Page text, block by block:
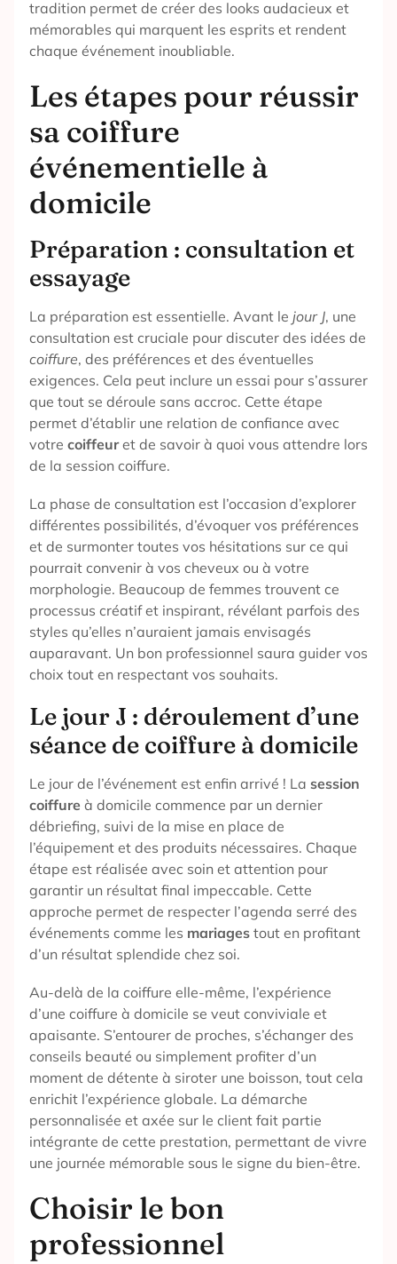
tradition permet de créer des looks audacieux et
mémorables qui marquent les esprits et rendent
chaque événement inoubliable.
Les étapes pour réussir
sa coiffure
événementielle à
domicile
Préparation : consultation et
essayage
La préparation est essentielle. Avant le jour J, une
consultation est cruciale pour discuter des idées de
coiffure, des préférences et des éventuelles
exigences. Cela peut inclure un essai pour s’assurer
que tout se déroule sans accroc. Cette étape
permet d’établir une relation de confiance avec
votre coiffeuret de savoir à quoi vous attendre lors
de la session coiffure.
La phase de consultation est l’occasion d’explorer
différentes possibilités, d’évoquer vos préférences
et de surmonter toutes vos hésitations sur ce qui
pourrait convenir à vos cheveux ou à votre
morphologie. Beaucoup de femmes trouvent ce
processus créatif et inspirant, révélant parfois des
styles qu’elles n’auraient jamais envisagés
auparavant. Un bon professionnel saura guider vos
choix tout en respectant vos souhaits.
Le jour J : déroulement d’une
séance de coiffure à domicile
Le jour de l’événement est enfin arrivé ! La session
coiffure à domicile commence par un dernier
débriefing, suivi de la mise en place de
l’équipement et des produits nécessaires. Chaque
étape est réalisée avec soin et attention pour
garantir un résultat final impeccable. Cette
approche permet de respecter l’agenda serré des
événements comme les mariagestout en profitant
d’un résultat splendide chez soi.
Au-delà de la coiffure elle-même, l’expérience
d’une coiffure à domicile se veut conviviale et
apaisante. S’entourer de proches, s’échanger des
conseils beauté ou simplement profiter d’un
moment de détente à siroter une boisson, tout cela
enrichit l’expérience globale. La démarche
personnalisée et axée sur le client fait partie
intégrante de cette prestation, permettant de vivre
une journée mémorable sous le signe du bien-être.
Choisir le bon
professionnel